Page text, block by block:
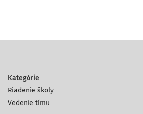
Kategórie
Riadenie školy
Vedenie tímu